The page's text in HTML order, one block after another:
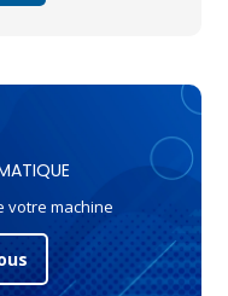
votre machine